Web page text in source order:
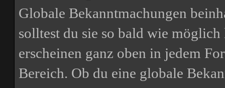
Globale Bekanntmachungen
solltest du sie so bald wie
erscheinen ganz oben in jedem
Bereich. Ob du eine globale